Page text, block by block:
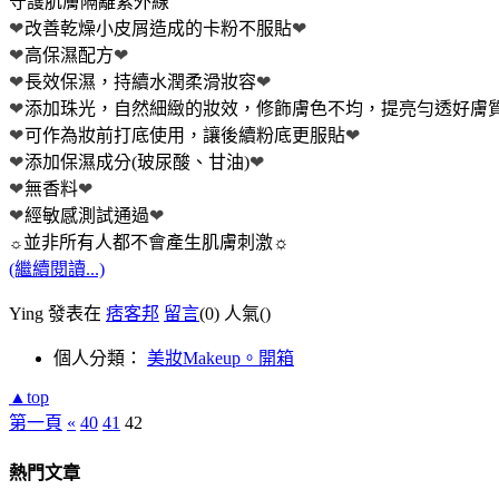
❤改善乾燥小皮屑造成的卡粉不服貼❤
❤高保濕配方❤
❤長效保濕，持續水潤柔滑妝容❤
❤添加珠光，自然細緻的妝效，修飾膚色不均，提亮勻透好膚
❤可作為妝前打底使用，讓後續粉底更服貼❤
❤添加保濕成分(玻尿酸、甘油)❤
❤無香料❤
❤經敏感測試通過❤
☼並非所有人都不會產生肌膚刺激☼
(繼續閱讀...)
Ying 發表在 痞客邦 留言(0) 人氣()
個人分類： 美妝Makeup。開箱
▲top
第一頁 « 40 41 42
熱門文章